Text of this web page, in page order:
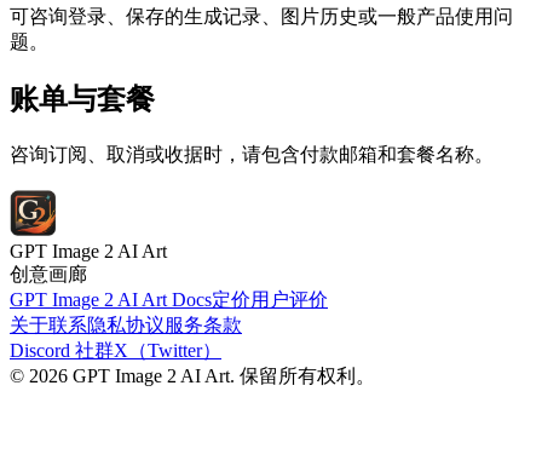
可咨询登录、保存的生成记录、图片历史或一般产品使用问
题。
账单与套餐
咨询订阅、取消或收据时，请包含付款邮箱和套餐名称。
GPT Image 2 AI Art
创意画廊
GPT Image 2 AI Art Docs定价用户评价
关于联系隐私协议服务条款
Discord 社群X（Twitter）
© 2026 GPT Image 2 AI Art. 保留所有权利。